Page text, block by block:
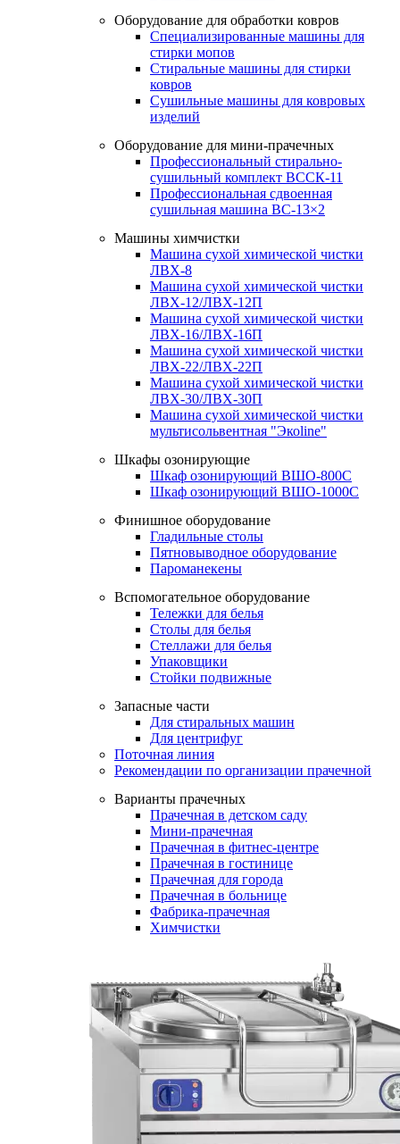
Оборудование для обработки ковров
Специализированные машины для
стирки мопов
Стиральные машины для стирки
ковров
Сушильные машины для ковровых
изделий
Оборудование для мини-прачечных
Профессиональный стирально-
сушильный комплект ВССК-11
Профессиональная сдвоенная
сушильная машина ВС-13×2
Машины химчистки
Машина сухой химической чистки
ЛВХ-8
Машина сухой химической чистки
ЛВХ-12/ЛВХ-12П
Машина сухой химической чистки
ЛВХ-16/ЛВХ-16П
Машина сухой химической чистки
ЛВХ-22/ЛВХ-22П
Машина сухой химической чистки
ЛВХ-30/ЛВХ-30П
Машина сухой химической чистки
мультисольвентная "Экоline"
Шкафы озонирующие
Шкаф озонирующий ВШО-800С
Шкаф озонирующий ВШО-1000С
Финишное оборудование
Гладильные столы
Пятновыводное оборудование
Пароманекены
Вспомогательное оборудование
Тележки для белья
Столы для белья
Стеллажи для белья
Упаковщики
Стойки подвижные
Запасные части
Для стиральных машин
Для центрифуг
Поточная линия
Рекомендации по организации прачечной
Варианты прачечных
Прачечная в детском саду
Мини-прачечная
Прачечная в фитнес-центре
Прачечная в гостинице
Прачечная для города
Прачечная в больнице
Фабрика-прачечная
Химчистки